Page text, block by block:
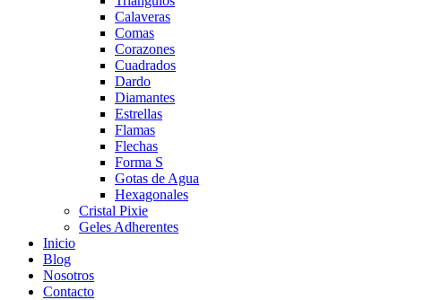
Calaveras
Comas
Corazones
Cuadrados
Dardo
Diamantes
Estrellas
Flamas
Flechas
Forma S
Gotas de Agua
Hexagonales
Cristal Pixie
Geles Adherentes
Inicio
Blog
Nosotros
Contacto